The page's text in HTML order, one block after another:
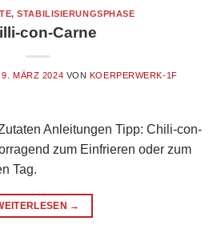
,STABILISIERUNGSPHASE
con-Carne
9. MÄRZ 2024 VON KOERPERWERK-1F
Anleitungen Tipp: Chili-con-
zum Einfrieren oder zum
Tag.
→